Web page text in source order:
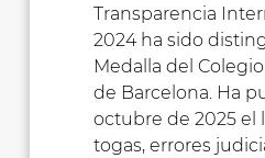
Transparencia
2024 ha sido
Medalla del
de Barcelona. Ha
octubre de 2025 el
togas, errores